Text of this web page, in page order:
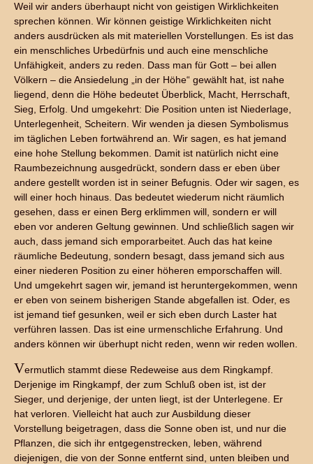
Weil wir anders überhaupt nicht von geistigen Wirklichkeiten
sprechen können. Wir können geistige Wirklichkeiten nicht
anders ausdrücken als mit materiellen Vorstellungen. Es ist das
ein menschliches Urbedürfnis und auch eine menschliche
Unfähigkeit, anders zu reden. Dass man für Gott – bei allen
Völkern – die Ansiedelung „in der Höhe“ gewählt hat, ist nahe
liegend, denn die Höhe bedeutet Überblick, Macht, Herrschaft,
Sieg, Erfolg. Und umgekehrt: Die Position unten ist Niederlage,
Unterlegenheit, Scheitern. Wir wenden ja diesen Symbolismus
im täglichen Leben fortwährend an. Wir sagen, es hat jemand
eine hohe Stellung bekommen. Damit ist natürlich nicht eine
Raumbezeichnung ausgedrückt, sondern dass er eben über
andere gestellt worden ist in seiner Befugnis. Oder wir sagen, es
will einer hoch hinaus. Das bedeutet wiederum nicht räumlich
gesehen, dass er einen Berg erklimmen will, sondern er will
eben vor anderen Geltung gewinnen. Und schließlich sagen wir
auch, dass jemand sich emporarbeitet. Auch das hat keine
räumliche Bedeutung, sondern besagt, dass jemand sich aus
einer niederen Position zu einer höheren emporschaffen will.
Und umgekehrt sagen wir, jemand ist heruntergekommen, wenn
er eben von seinem bisherigen Stande abgefallen ist. Oder, es
ist jemand tief gesunken, weil er sich eben durch Laster hat
verführen lassen. Das ist eine urmenschliche Erfahrung. Und
anders können wir überhupt nicht reden, wenn wir reden wollen.
Vermutlich stammt diese Redeweise aus dem Ringkampf.
Derjenige im Ringkampf, der zum Schluß oben ist, ist der
Sieger, und derjenige, der unten liegt, ist der Unterlegene. Er
hat verloren. Vielleicht hat auch zur Ausbildung dieser
Vorstellung beigetragen, dass die Sonne oben ist, und nur die
Pflanzen, die sich ihr entgegenstrecken, leben, während
diejenigen, die von der Sonne entfernt sind, unten bleiben und